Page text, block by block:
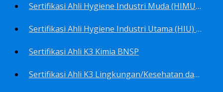
Sertifikasi Ahli Hygiene Industri Muda (HIMU) BNSP
Sertifikasi Ahli Hygiene Industri Utama (HIU) BNSP
Sertifikasi Ahli K3 Kimia BNSP
Sertifikasi Ahli K3 Lingkungan/Kesehatan dan Keselamatan Kerja Lingkungan